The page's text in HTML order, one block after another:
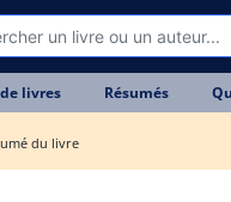
livres Résumés
du livre